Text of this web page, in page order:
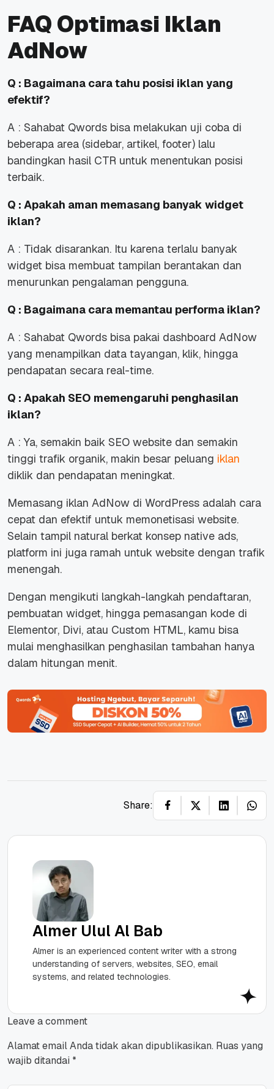
FAQ Optimasi Iklan
AdNow
Q : Bagaimana cara tahu posisi iklan yang
efektif?
A : Sahabat Qwords bisa melakukan uji coba di
beberapa area (sidebar, artikel, footer) lalu
bandingkan hasil CTR untuk menentukan posisi
terbaik.
Q : Apakah aman memasang banyak widget
iklan?
A : Tidak disarankan. Itu karena terlalu banyak
widget bisa membuat tampilan berantakan dan
menurunkan pengalaman pengguna.
Q : Bagaimana cara memantau performa iklan?
A : Sahabat Qwords bisa pakai dashboard AdNow
yang menampilkan data tayangan, klik, hingga
pendapatan secara real-time.
Q : Apakah SEO memengaruhi penghasilan
iklan?
A : Ya, semakin baik SEO website dan semakin
tinggi trafik organik, makin besar peluang iklan
diklik dan pendapatan meningkat.
Memasang iklan AdNow di WordPress adalah cara
cepat dan efektif untuk memonetisasi website.
Selain tampil natural berkat konsep native ads,
platform ini juga ramah untuk website dengan trafik
menengah.
Dengan mengikuti langkah-langkah pendaftaran,
pembuatan widget, hingga pemasangan kode di
Elementor, Divi, atau Custom HTML, kamu bisa
mulai menghasilkan penghasilan tambahan hanya
dalam hitungan menit.
Share:
Almer Ulul Al Bab
Almer is an experienced content writer with a strong
understanding of servers, websites, SEO, email
systems, and related technologies.
Leave a comment
Alamat email Anda tidak akan dipublikasikan. Ruas yang
wajib ditandai *